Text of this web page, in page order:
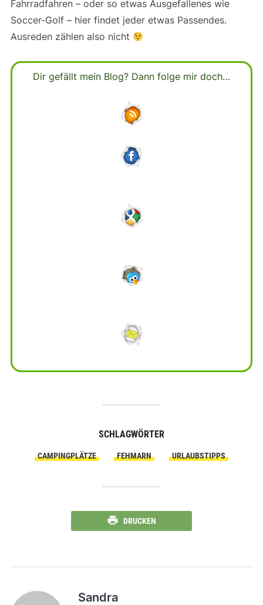
Fahrradfahren – oder so etwas Ausgefallenes wie
Soccer-Golf – hier findet jeder etwas Passendes.
Ausreden zählen also nicht
Dir gefällt mein Blog? Dann folge mir doch…
SCHLAGWÖRTER
CAMPINGPLÄTZE FEHMARN URLAUBSTIPPS
DRUCKEN
Sandra